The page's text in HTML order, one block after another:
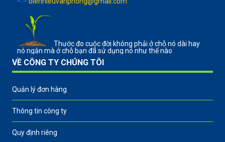
Thước đo cuộc đời không phải ở chỗ nó dài hay
nó ngắn mà ở chỗ bạn đã sử dụng nó như thế nào
VỀ CÔNG TY CHÚNG TÔI
Quản lý đơn hàng
Thông tin công ty
Quy định riêng